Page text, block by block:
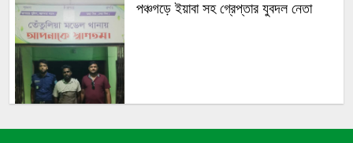
পঞ্চগড়ে ইয়াবা সহ গ্রেপ্তার যুবদল নেতা